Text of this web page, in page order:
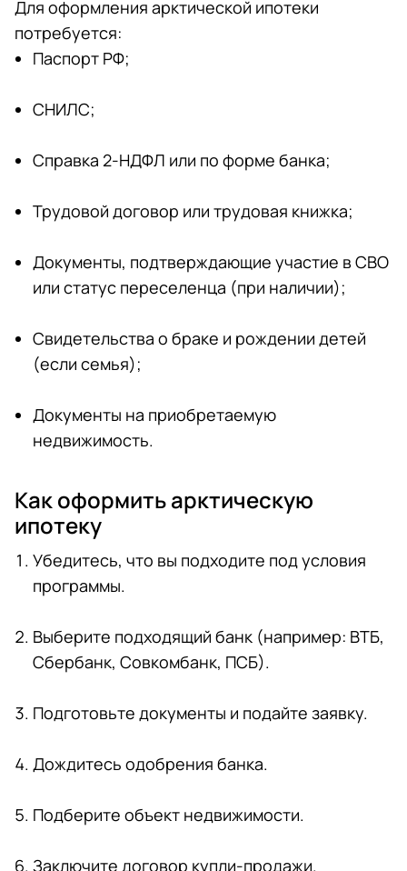
Для оформления арктической ипотеки
потребуется:
Паспорт РФ;
СНИЛС;
Справка 2-НДФЛ или по форме банка;
Трудовой договор или трудовая книжка;
Документы, подтверждающие участие в СВО
или статус переселенца (при наличии);
Свидетельства о браке и рождении детей
(если семья);
Документы на приобретаемую
недвижимость.
Как оформить арктическую
ипотеку
Убедитесь, что вы подходите под условия
программы.
Выберите подходящий банк (например: ВТБ,
Сбербанк, Совкомбанк, ПСБ).
Подготовьте документы и подайте заявку.
Дождитесь одобрения банка.
Подберите объект недвижимости.
Заключите договор купли-продажи.